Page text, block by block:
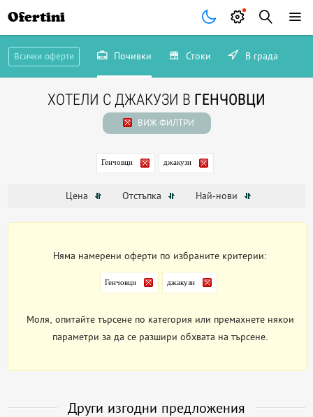
Ofertini
Всички оферти Почивки Стоки В града
ХОТЕЛИ С ДЖАКУЗИ В ГЕНЧОВЦИ
ВИЖ ФИЛТРИ
Генчовци джакузи
Цена Отстъпка Най-нови
Няма намерени оферти по избраните критерии:
Генчовци джакузи
Моля, опитайте търсене по категория или премахнете някои
параметри за да се разшири обхвата на търсене.
Други изгодни предложения